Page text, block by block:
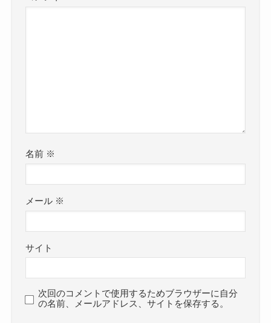
名前 ※
メール ※
サイト
次回のコメントで使用するためブラウザーに自分
の名前、メールアドレス、サイトを保存する。